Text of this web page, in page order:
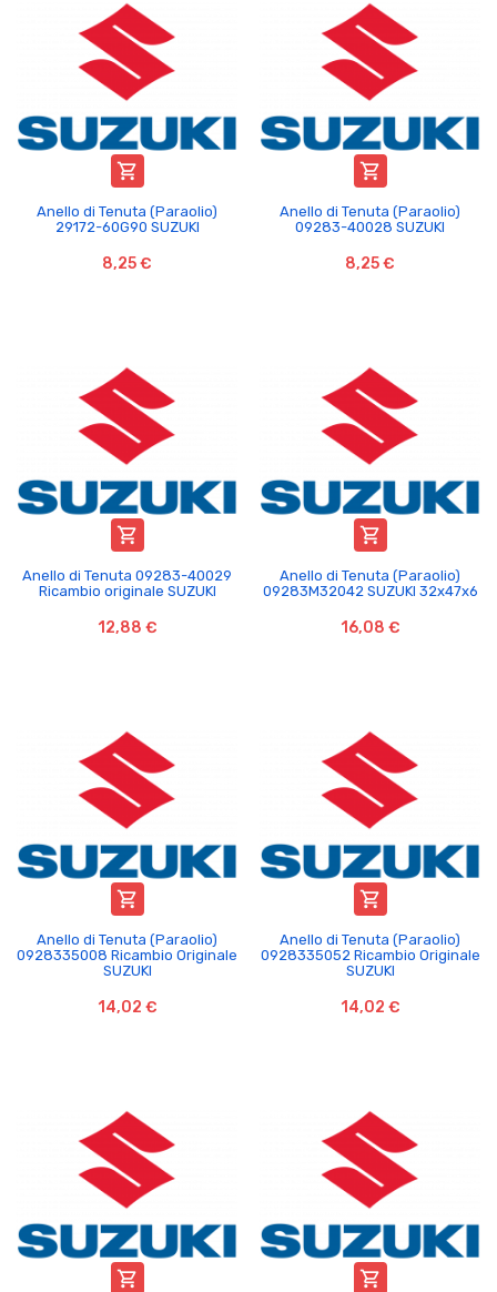

Anello di Tenuta (Paraolio)
29172-60G90 SUZUKI
8,25 €

Anello di Tenuta (Paraolio)
09283-40028 SUZUKI
8,25 €

Anello di Tenuta 09283-40029
Ricambio originale SUZUKI
12,88 €

Anello di Tenuta (Paraolio)
09283M32042 SUZUKI 32x47x6
16,08 €

Anello di Tenuta (Paraolio)
0928335008 Ricambio Originale
SUZUKI
14,02 €

Anello di Tenuta (Paraolio)
0928335052 Ricambio Originale
SUZUKI
14,02 €
 